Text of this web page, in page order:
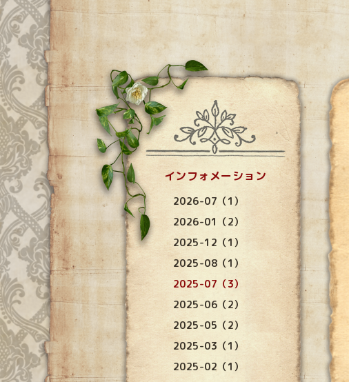
インフォメーション
2026-07（1）
2026-01（2）
2025-12（1）
2025-08（1）
2025-07（3）
2025-06（2）
2025-05（2）
2025-03（1）
2025-02（1）